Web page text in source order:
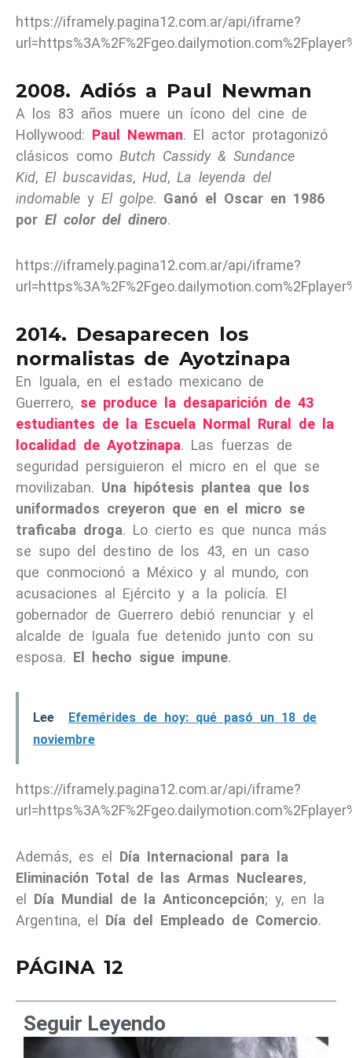
https://iframely.pagina12.com.ar/api/iframe?
2008. Adiós a Paul Newman
A los 83 años muere un ícono del cine de
Hollywood: Paul Newman. El actor protagonizó
clásicos como Butch Cassidy & Sundance
Kid, El buscavidas, Hud, La leyenda del
indomable y El golpe. Ganó el Oscar en 1986
por El color del dinero.
https://iframely.pagina12.com.ar/api/iframe?
2014. Desaparecen los
normalistas de Ayotzinapa
En Iguala, en el estado mexicano de
Guerrero, se produce la desaparición de 43
estudiantes de la Escuela Normal Rural de la
localidad de Ayotzinapa. Las fuerzas de
seguridad persiguieron el micro en el que se
movilizaban. Una hipótesis plantea que los
uniformados creyeron que en el micro se
traficaba droga. Lo cierto es que nunca más
se supo del destino de los 43, en un caso
que conmocionó a México y al mundo, con
acusaciones al Ejército y a la policía. El
gobernador de Guerrero debió renunciar y el
alcalde de Iguala fue detenido junto con su
esposa. El hecho sigue impune.
Lee
Efemérides de hoy: qué pasó un 18 de
noviembre
https://iframely.pagina12.com.ar/api/iframe?
Además, es el
Día Internacional para la
Eliminación Total de las Armas Nucleares,
el Día Mundial de la Anticoncepción; y, en la
Argentina, el
Día del Empleado de Comercio.
PÁGINA 12
Seguir Leyendo